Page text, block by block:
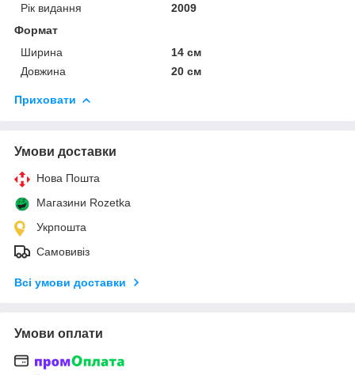
Рік видання
2009
Формат
Ширина
14 см
Довжина
20 см
Приховати
Умови доставки
Нова Пошта
Магазини Rozetka
Укрпошта
Самовивіз
Всі умови доставки
Умови оплати